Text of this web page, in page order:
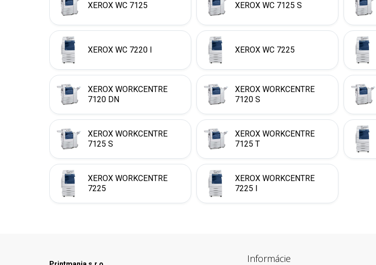
XEROX WC 7125 XEROX WC 7125 S
XEROX WC 7220 I XEROX WC 7225
XEROX WORKCENTRE
7120 DN
XEROX WORKCENTRE
7120 S
XEROX WORKCENTRE
7125 S
XEROX WORKCENTRE
7125 T
XEROX WORKCENTRE
7225
XEROX WORKCENTRE
7225 I
Informácie